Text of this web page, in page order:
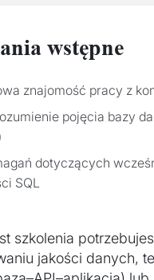
wstępne
znajomość pracy z
pojęcia bazy
dotyczących
SQL
szkolenia
jakości danych,